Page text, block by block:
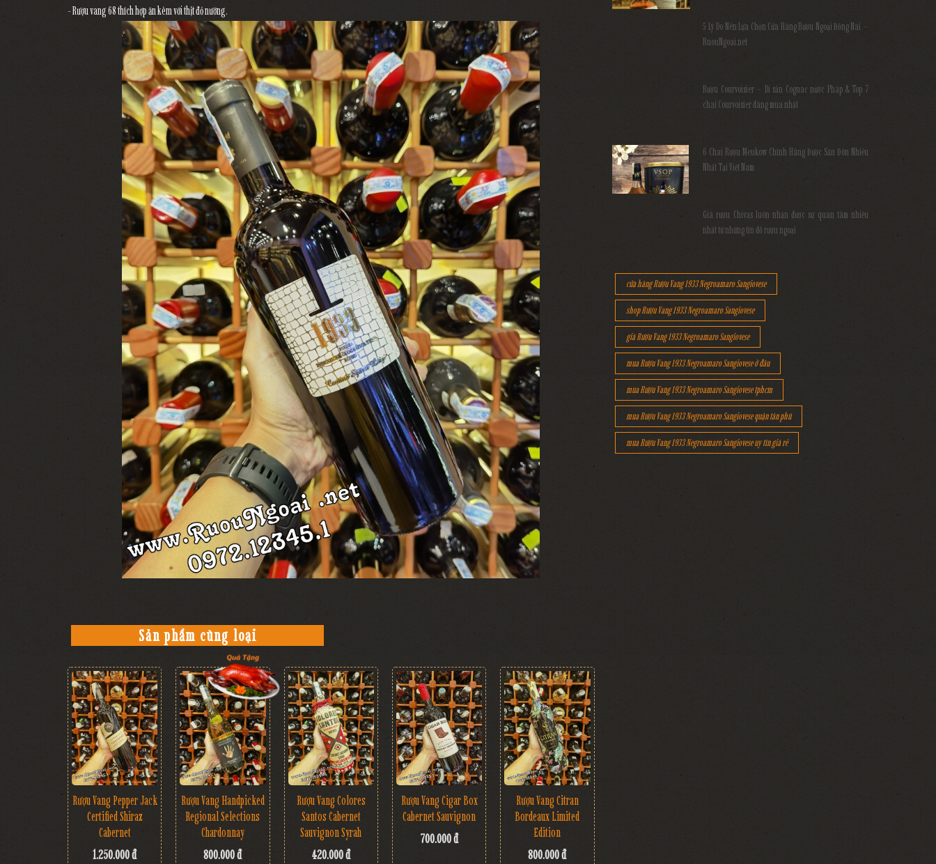
- Rượu vang 68 thích hợp ăn kèm với thịt đỏ nướng.
Sản phẩm cùng loại
Rượu Vang Pepper Jack
Certified Shiraz
Cabernet
1.250.000 đ
Rượu Vang Handpicked
Regional Selections
Chardonnay
800.000 đ
Rượu Vang Colores
Santos Cabernet
Sauvignon Syrah
420.000 đ
Rượu Vang Cigar Box
Cabernet Sauvignon
700.000 đ
Rượu Vang Citran
Bordeaux Limited
Edition
800.000 đ
5 Lý Do Nên Lựa Chọn Cửa Hàng Rượu Ngoại Đồng Nai –
RuouNgoai.net
Rượu Courvoisier – Di sản Cognac nước Pháp & Top 7
chai Courvoisier đáng mua nhất
6 Chai Rượu Meukow Chính Hãng Được Săn Đón Nhiều
Nhất Tại Việt Nam
Giá rượu Chivas luôn nhận được sự quan tâm nhiều
nhất từ những tín đồ rượu ngoại
cửa hàng Rượu Vang 1933 Negroamaro Sangiovese
shop Rượu Vang 1933 Negroamaro Sangiovese
giá Rượu Vang 1933 Negroamaro Sangiovese
mua Rượu Vang 1933 Negroamaro Sangiovese ở đâu
mua Rượu Vang 1933 Negroamaro Sangiovese tphcm
mua Rượu Vang 1933 Negroamaro Sangiovese quận tân phú
mua Rượu Vang 1933 Negroamaro Sangiovese uy tín giá rẻ